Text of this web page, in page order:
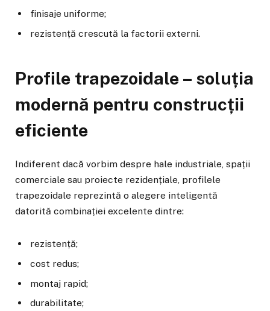
finisaje uniforme;
rezistență crescută la factorii externi.
Profile trapezoidale – soluția
modernă pentru construcții
eficiente
Indiferent dacă vorbim despre hale industriale, spații
comerciale sau proiecte rezidențiale, profilele
trapezoidale reprezintă o alegere inteligentă
datorită combinației excelente dintre:
rezistență;
cost redus;
montaj rapid;
durabilitate;